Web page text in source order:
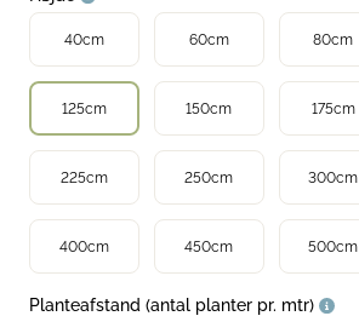
40cm 60cm 80cm
125cm 150cm 175cm
225cm 250cm 300cm
400cm 450cm 500cm
Planteafstand (antal planter pr. mtr)